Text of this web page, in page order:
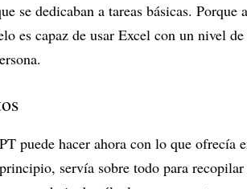
se dedicaban a tareas básicas. Porque
es capaz de usar Excel con un nivel
puede hacer ahora con lo que ofrecía
servía sobre todo para